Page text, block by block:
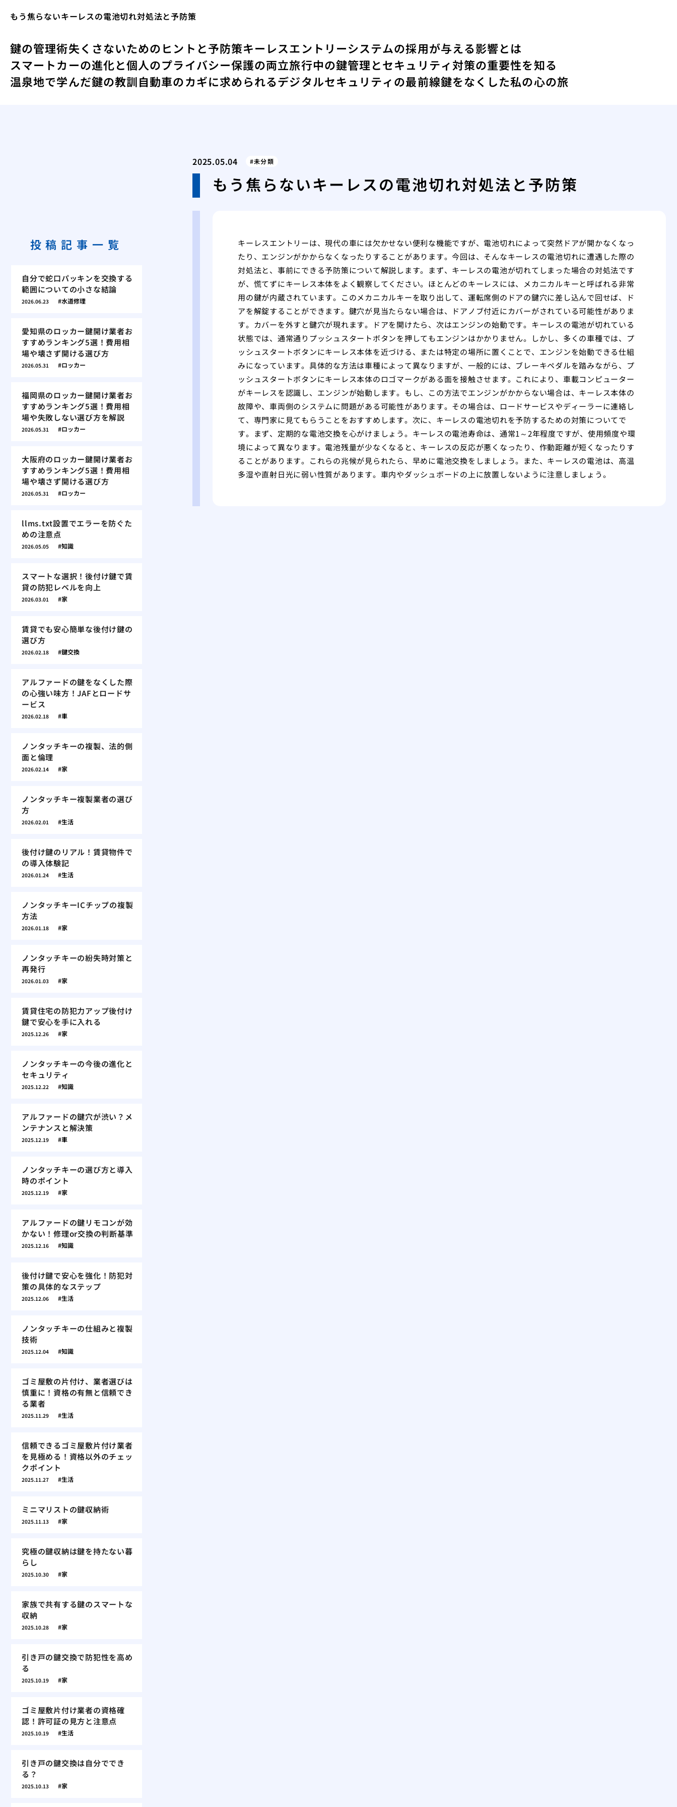
もう焦らないキーレスの電池切れ対処法と予防策
鍵の管理術失くさないためのヒントと予防策キーレスエントリーシステムの採用が与える影響とは
スマートカーの進化と個人のプライバシー保護の両立旅行中の鍵管理とセキュリティ対策の重要性を知る
温泉地で学んだ鍵の教訓自動車のカギに求められるデジタルセキュリティの最前線鍵をなくした私の心の旅
2025.05.04 未分類
もう焦らないキーレスの電池切れ対処法と予防策
キーレスエントリーは、現代の車には欠かせない便利な機能ですが、電池切れによって突然ドアが開かなくなっ
たり、エンジンがかからなくなったりすることがあります。今回は、そんなキーレスの電池切れに遭遇した際の
対処法と、事前にできる予防策について解説します。まず、キーレスの電池が切れてしまった場合の対処法です
が、慌てずにキーレス本体をよく観察してください。ほとんどのキーレスには、メカニカルキーと呼ばれる非常
用の鍵が内蔵されています。このメカニカルキーを取り出して、運転席側のドアの鍵穴に差し込んで回せば、ド
アを解錠することができます。鍵穴が見当たらない場合は、ドアノブ付近にカバーがされている可能性がありま
す。カバーを外すと鍵穴が現れます。ドアを開けたら、次はエンジンの始動です。キーレスの電池が切れている
状態では、通常通りプッシュスタートボタンを押してもエンジンはかかりません。しかし、多くの車種では、プ
ッシュスタートボタンにキーレス本体を近づける、または特定の場所に置くことで、エンジンを始動できる仕組
みになっています。具体的な方法は車種によって異なりますが、一般的には、ブレーキペダルを踏みながら、プ
ッシュスタートボタンにキーレス本体のロゴマークがある面を接触させます。これにより、車載コンピューター
がキーレスを認識し、エンジンが始動します。もし、この方法でエンジンがかからない場合は、キーレス本体の
故障や、車両側のシステムに問題がある可能性があります。その場合は、ロードサービスやディーラーに連絡し
て、専門家に見てもらうことをおすすめします。次に、キーレスの電池切れを予防するための対策についてで
す。まず、定期的な電池交換を心がけましょう。キーレスの電池寿命は、通常1～2年程度ですが、使用頻度や環
境によって異なります。電池残量が少なくなると、キーレスの反応が悪くなったり、作動距離が短くなったりす
ることがあります。これらの兆候が見られたら、早めに電池交換をしましょう。また、キーレスの電池は、高温
多湿や直射日光に弱い性質があります。車内やダッシュボードの上に放置しないように注意しましょう。
投稿記事一覧
自分で蛇口パッキンを交換する
範囲についての小さな結論
2026.06.23 水道修理
愛知県のロッカー鍵開け業者お
すすめランキング5選！費用相
場や壊さず開ける選び方
2026.05.31 ロッカー
福岡県のロッカー鍵開け業者お
すすめランキング5選！費用相
場や失敗しない選び方を解説
2026.05.31 ロッカー
大阪府のロッカー鍵開け業者お
すすめランキング5選！費用相
場や壊さず開ける選び方
2026.05.31 ロッカー
llms.txt設置でエラーを防ぐた
めの注意点
2026.05.05 知識
スマートな選択！後付け鍵で賃
貸の防犯レベルを向上
2026.03.01 家
賃貸でも安心簡単な後付け鍵の
選び方
2026.02.18 鍵交換
アルファードの鍵をなくした際
の心強い味方！JAFとロードサ
ービス
2026.02.18 車
ノンタッチキーの複製、法的側
面と倫理
2026.02.14 家
ノンタッチキー複製業者の選び
方
2026.02.01 生活
後付け鍵のリアル！賃貸物件で
の導入体験記
2026.01.24 生活
ノンタッチキーICチップの複製
方法
2026.01.18 家
ノンタッチキーの紛失時対策と
再発行
2026.01.03 家
賃貸住宅の防犯力アップ後付け
鍵で安心を手に入れる
2025.12.26 家
ノンタッチキーの今後の進化と
セキュリティ
2025.12.22 知識
アルファードの鍵穴が渋い？メ
ンテナンスと解決策
2025.12.19 車
ノンタッチキーの選び方と導入
時のポイント
2025.12.19 家
アルファードの鍵リモコンが効
かない！修理or交換の判断基準
2025.12.16 知識
後付け鍵で安心を強化！防犯対
策の具体的なステップ
2025.12.06 生活
ノンタッチキーの仕組みと複製
技術
2025.12.04 知識
ゴミ屋敷の片付け、業者選びは
慎重に！資格の有無と信頼でき
る業者
2025.11.29 生活
信頼できるゴミ屋敷片付け業者
を見極める！資格以外のチェッ
クポイント
2025.11.27 生活
ミニマリストの鍵収納術
2025.11.13 家
究極の鍵収納は鍵を持たない暮
らし
2025.10.30 家
家族で共有する鍵のスマートな
収納
2025.10.28 家
引き戸の鍵交換で防犯性を高め
る
2025.10.19 家
ゴミ屋敷片付け業者の資格確
認！許可証の見方と注意点
2025.10.19 生活
引き戸の鍵交換は自分ででき
る？
2025.10.13 家